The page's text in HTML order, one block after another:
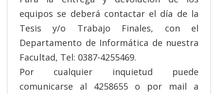
equipos se deberá contactar el día de la
Tesis y/o Trabajo Finales, con el
Departamento de Informática de nuestra
Facultad, Tel: 0387-4255469.
Por cualquier inquietud puede
comunicarse al 4258655 o por mail a